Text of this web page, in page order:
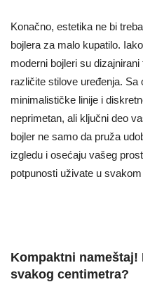
Konačno, estetika ne bi
bojlera za malo kupatilo.
moderni bojleri su
različite stilove uređenja. Sa
minimalističke linije i
neprimetan, ali ključni deo
bojler ne samo da pruža
izgledu i osećaju vašeg
potpunosti uživate u
Kompaktni
svakog centimetra?